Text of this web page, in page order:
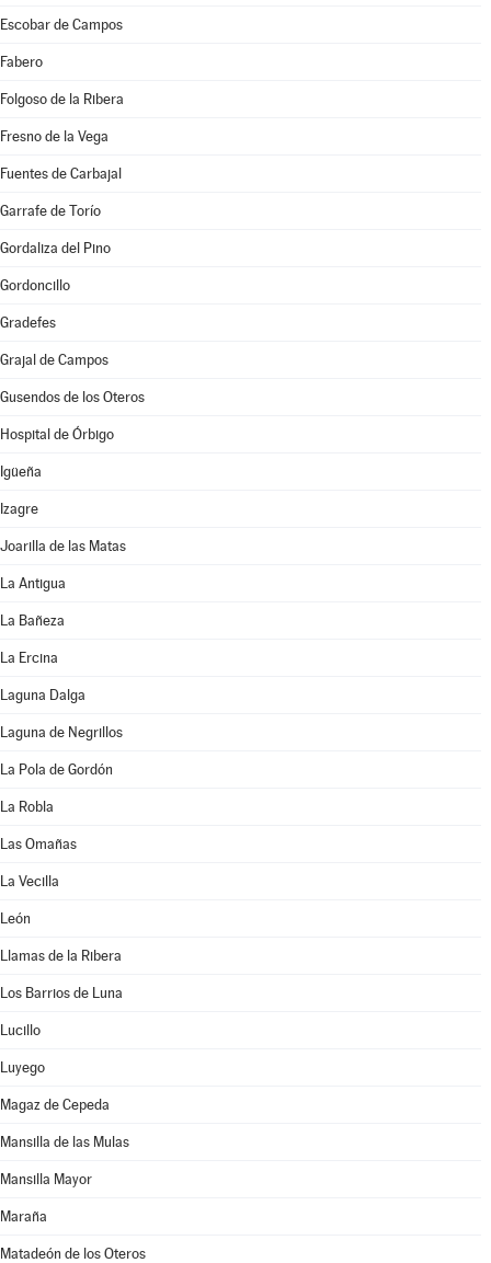
Escobar de Campos
Fabero
Folgoso de la Ribera
Fresno de la Vega
Fuentes de Carbajal
Garrafe de Torío
Gordaliza del Pino
Gordoncillo
Gradefes
Grajal de Campos
Gusendos de los Oteros
Hospital de Órbigo
Igüeña
Izagre
Joarilla de las Matas
La Antigua
La Bañeza
La Ercina
Laguna Dalga
Laguna de Negrillos
La Pola de Gordón
La Robla
Las Omañas
La Vecilla
León
Llamas de la Ribera
Los Barrios de Luna
Lucillo
Luyego
Magaz de Cepeda
Mansilla de las Mulas
Mansilla Mayor
Maraña
Matadeón de los Oteros